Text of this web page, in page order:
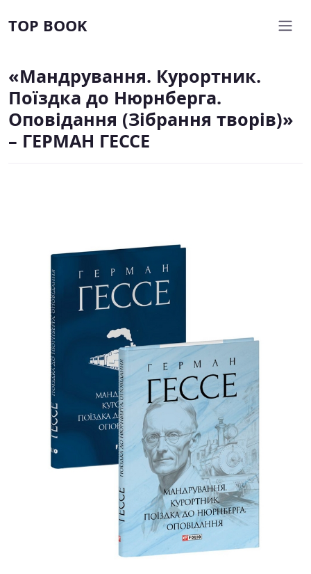
TOP BOOK
«Мандрування. Курортник.
Поїздка до Нюрнберга.
Оповідання (Зібрання творів)»
– ГЕРМАН ГЕССЕ